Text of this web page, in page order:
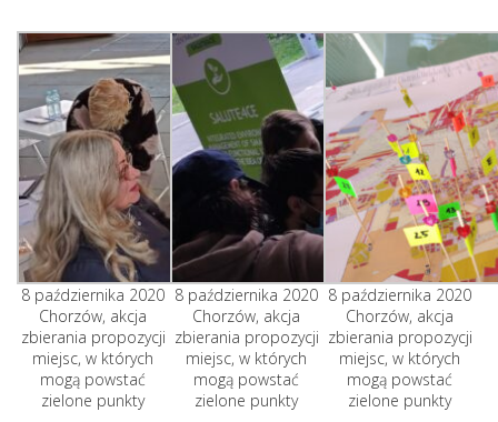
8 października 2020
Chorzów, akcja
zbierania propozycji
miejsc, w których
mogą powstać
zielone punkty
8 października 2020
Chorzów, akcja
zbierania propozycji
miejsc, w których
mogą powstać
zielone punkty
8 października 2020
Chorzów, akcja
zbierania propozycji
miejsc, w których
mogą powstać
zielone punkty